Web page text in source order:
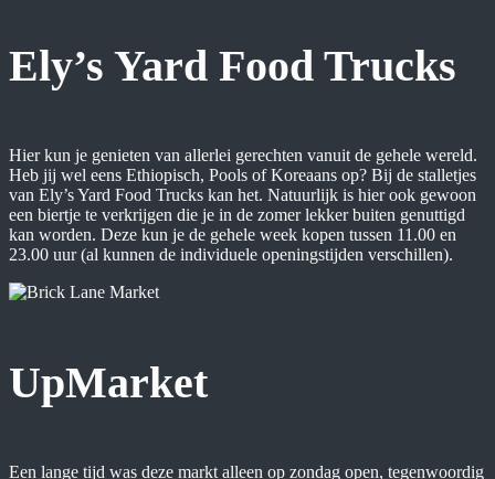
Ely’s Yard Food Trucks
Hier kun je genieten van allerlei gerechten vanuit de gehele wereld.
Heb jij wel eens Ethiopisch, Pools of Koreaans op? Bij de stalletjes
van Ely’s Yard Food Trucks kan het. Natuurlijk is hier ook gewoon
een biertje te verkrijgen die je in de zomer lekker buiten genuttigd
kan worden. Deze kun je de gehele week kopen tussen 11.00 en
23.00 uur (al kunnen de individuele openingstijden verschillen).
UpMarket
Een lange tijd was deze markt alleen op zondag open, tegenwoordig